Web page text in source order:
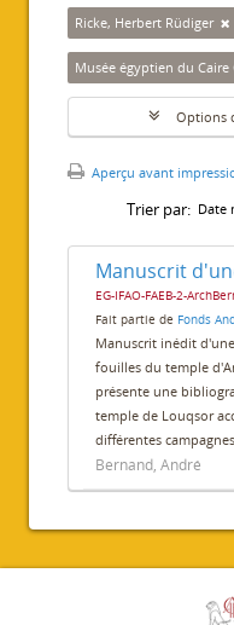
Ricke, Herbert Rüdiger
Musée égyptien du Caire
Options
Aperçu avant
Trier par: Date
EG-IFAO-FAEB-2-
Fait partie de Fonds
Manuscrit inédit
fouilles du temple
présente une
temple de Louqsor
différentes
Bernand, André